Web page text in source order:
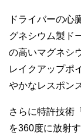
ドライバーの心
グネシウム製ド
の高いマグネシ
レイクアップポ
やかなレスポン
さらに特許技術
を360度に放射